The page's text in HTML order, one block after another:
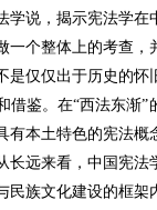
学说，揭示宪法学
个整体上的考查
仅仅出于历史的
鉴。在“西法东渐
本土特色的宪法
远来看，中国宪
民族文化建设的框